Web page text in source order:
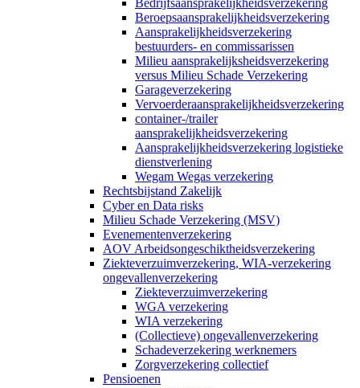
Bedrijfsaansprakelijkheidsverzekering
Beroepsaansprakelijkheidsverzekering
Aansprakelijkheidsverzekering
bestuurders- en commissarissen
Milieu aansprakelijksheidsverzekering
versus Milieu Schade Verzekering
Garageverzekering
Vervoerderaansprakelijkheidsverzekering
container-/trailer
aansprakelijkheidsverzekering
Aansprakelijkheidsverzekering logistieke
dienstverlening
Wegam Wegas verzekering
Rechtsbijstand Zakelijk
Cyber en Data risks
Milieu Schade Verzekering (MSV)
Evenementenverzekering
AOV Arbeidsongeschiktheidsverzekering
Ziekteverzuimverzekering, WIA-verzekering
ongevallenverzekering
Ziekteverzuimverzekering
WGA verzekering
WIA verzekering
(Collectieve) ongevallenverzekering
Schadeverzekering werknemers
Zorgverzekering collectief
Pensioenen